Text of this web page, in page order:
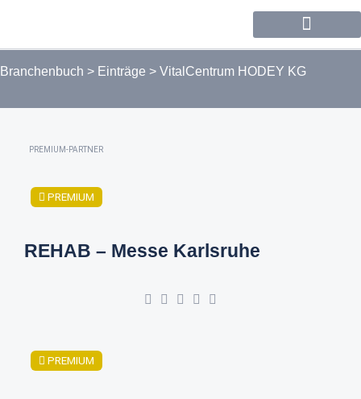
Branchenbuch > Einträge > VitalCentrum HODEY KG
PREMIUM-PARTNER
PREMIUM
REHAB – Messe Karlsruhe
PREMIUM